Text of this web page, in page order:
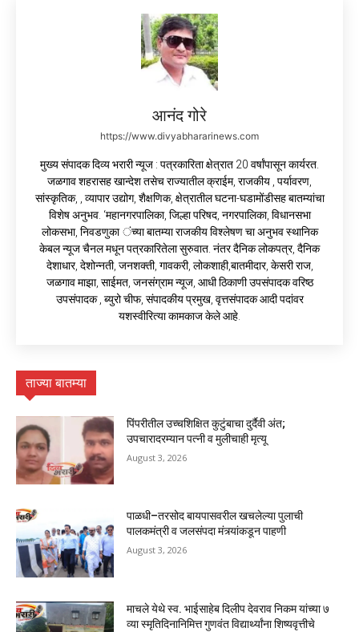
आनंद गोरे
https://www.divyabhararinews.com
मुख्य संपादक दिव्य भरारी न्यूज : पत्रकारिता क्षेत्रात 20 वर्षांपासून कार्यरत.
जळगाव शहरासह खान्देश तसेच राज्यातील क्राईम, राजकीय , पर्यावरण,
सांस्कृतिक, , व्यापार उद्योग, शैक्षणिक, क्षेत्रातील घटना-घडामोंडीसह बातम्यांचा
विशेष अनुभव. ‘महानगरपालिका, जिल्हा परिषद, नगरपालिका, विधानसभा
लोकसभा, निवडणुका ंच्या बातम्या राजकीय विश्लेषण चा अनुभव स्थानिक
केबल न्यूज चैनल मधून पत्रकारितेला सुरुवात. नंतर दैनिक लोकपत्र, दैनिक
देशाधार, देशोन्नती, जनशक्ती, गावकरी, लोकशाही,बातमीदार, केसरी राज,
जळगाव माझा, साईमत, जनसंग्राम न्यूज, आधी ठिकाणी उपसंपादक वरिष्ठ
उपसंपादक , ब्युरो चीफ, संपादकीय प्रमुख, वृत्तसंपादक आदी पदांवर
यशस्वीरित्या कामकाज केले आहे.
ताज्या बातम्या
पिंपरीतील उच्चशिक्षित कुटुंबाचा दुर्दैवी अंत;
उपचारादरम्यान पत्नी व मुलीचाही मृत्यू
August 3, 2026
पाळधी–तरसोद बायपासवरील खचलेल्या पुलाची
पालकमंत्री व जलसंपदा मंत्र्यांकडून पाहणी
August 3, 2026
माचले येथे स्व. भाईसाहेब दिलीप देवराव निकम यांच्या ७
व्या स्मृतिदिनानिमित्त गुणवंत विद्यार्थ्यांना शिष्यवृत्तीचे